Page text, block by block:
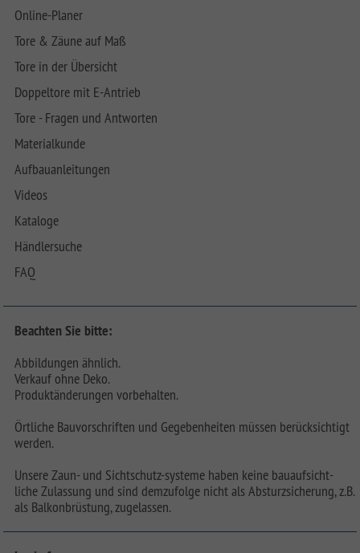
Online-Planer
Tore & Zäune auf Maß
Tore in der Übersicht
Doppeltore mit E-Antrieb
Tore - Fragen und Antworten
Materialkunde
Aufbauanleitungen
Videos
Kataloge
Händlersuche
FAQ
Beachten Sie bitte:
Abbildungen ähnlich.
Verkauf ohne Deko.
Produktänderungen vorbehalten.
Örtliche Bauvorschriften und Gegebenheiten müssen berücksichtigt
werden.
Unsere Zaun- und Sichtschutz-systeme haben keine bauaufsicht-
liche Zulassung und sind demzufolge nicht als Absturzsicherung, z.B.
als Balkonbrüstung, zugelassen.